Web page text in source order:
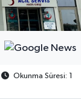
Okunma Süresi: 1